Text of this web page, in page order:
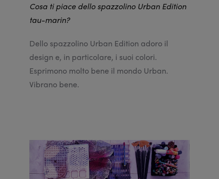
Cosa ti piace dello spazzolino Urban Edition
tau-marin?
Dello spazzolino Urban Edition adoro il
design e, in particolare, i suoi colori.
Esprimono molto bene il mondo Urban.
Vibrano bene.